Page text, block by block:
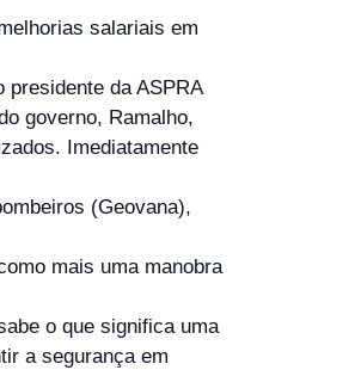
salariais em
da ASPRA
governo, Ramalho,
Imediatamente
(Geovana),
mais uma manobra
o que significa uma
a segurança em